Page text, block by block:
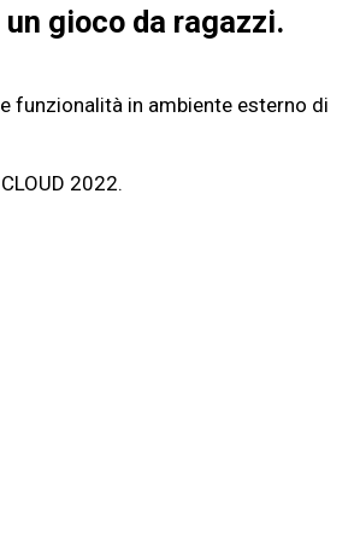
gioco da ragazzi.
funzionalità in ambiente esterno di
2022.